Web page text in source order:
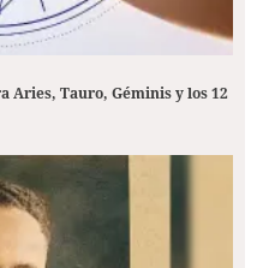
Aries, Tauro, Géminis y los 12